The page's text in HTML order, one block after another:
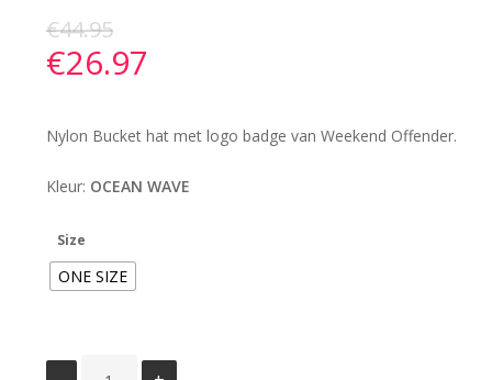
€44.95
€26.97
Nylon Bucket hat met logo badge van Weekend Offender.
Kleur: OCEAN WAVE
Size
ONE SIZE